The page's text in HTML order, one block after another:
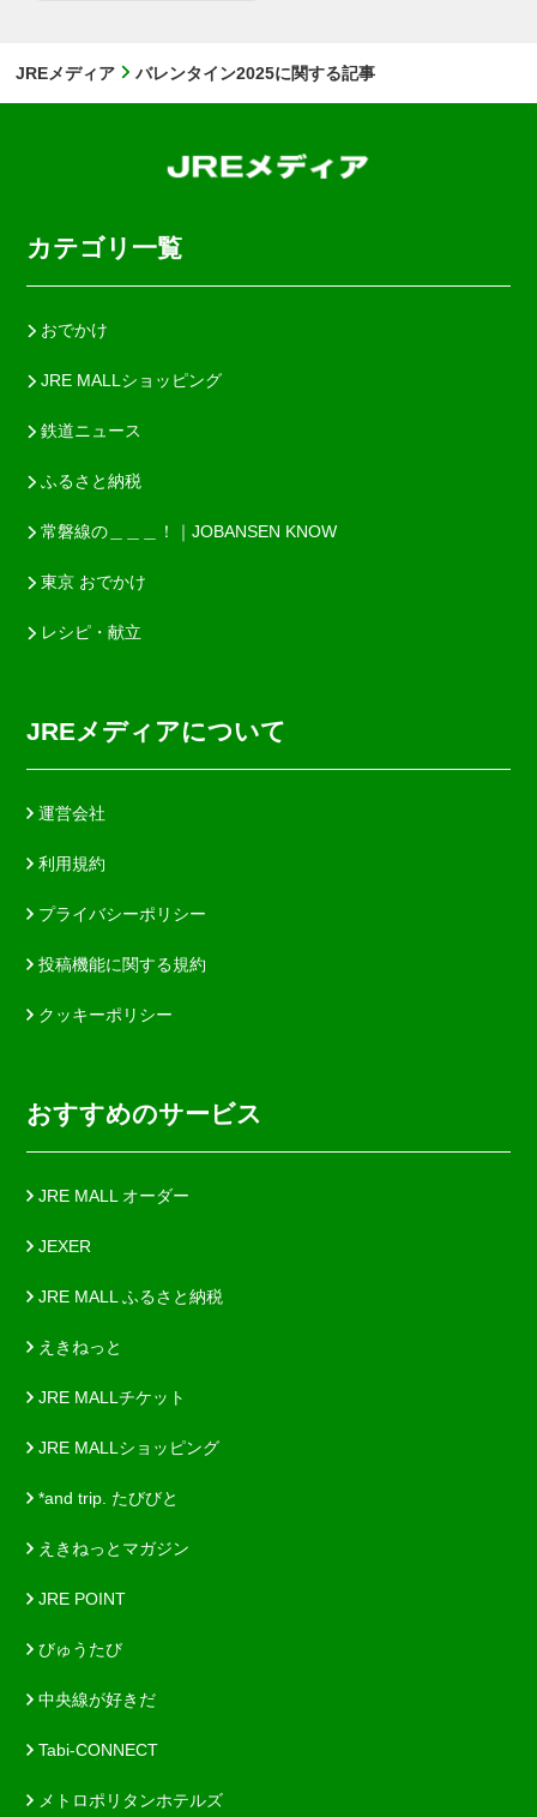
JREメディア バレンタイン2025に関する記事
カテゴリ一覧
おでかけ
JRE MALLショッピング
鉄道ニュース
ふるさと納税
常磐線の＿＿＿！｜JOBANSEN KNOW
東京 おでかけ
レシピ・献立
JREメディアについて
運営会社
利用規約
プライバシーポリシー
投稿機能に関する規約
クッキーポリシー
おすすめのサービス
JRE MALL オーダー
JEXER
JRE MALL ふるさと納税
えきねっと
JRE MALLチケット
JRE MALLショッピング
*and trip. たびびと
えきねっとマガジン
JRE POINT
びゅうたび
中央線が好きだ
Tabi-CONNECT
メトロポリタンホテルズ